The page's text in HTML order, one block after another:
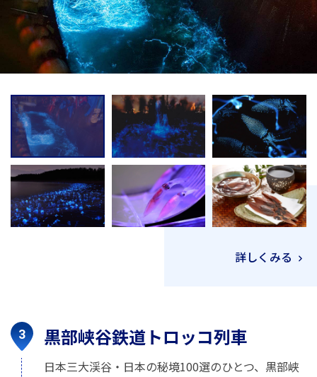
詳しくみる
黒部峡谷鉄道トロッコ列車
日本三大渓谷・日本の秘境100選のひとつ、黒部峡